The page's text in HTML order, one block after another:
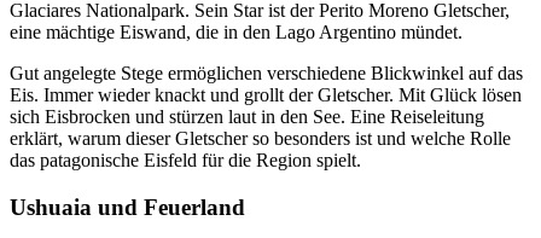
Glaciares Nationalpark. Sein Star ist der Perito Moreno Gletscher,
eine mächtige Eiswand, die in den Lago Argentino mündet.
Gut angelegte Stege ermöglichen verschiedene Blickwinkel auf das
Eis. Immer wieder knackt und grollt der Gletscher. Mit Glück lösen
sich Eisbrocken und stürzen laut in den See. Eine Reiseleitung
erklärt, warum dieser Gletscher so besonders ist und welche Rolle
das patagonische Eisfeld für die Region spielt.
Ushuaia und Feuerland